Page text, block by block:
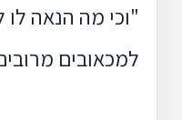
"וכי מה הנאה
למכאובים